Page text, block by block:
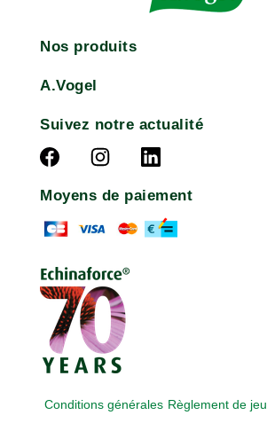
Nos produits
A.Vogel
Suivez notre actualité
Moyens de paiement
Conditions générales Règlement de jeu